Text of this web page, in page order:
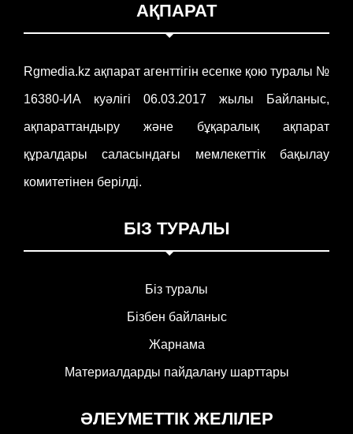
АҚПАРАТ
Rgmedia.kz ақпарат агенттігін есепке қою туралы №
16380-ИА куәлігі 06.03.2017 жылы Байланыс,
ақпараттандыру және бұқаралық ақпарат
құралдары саласындағы мемлекеттік бақылау
комитетінен берілді.
БІЗ ТУРАЛЫ
Біз туралы
Бізбен байланыс
Жарнама
Материалдарды пайдалану шарттары
ӘЛЕУМЕТТІК ЖЕЛІЛЕР